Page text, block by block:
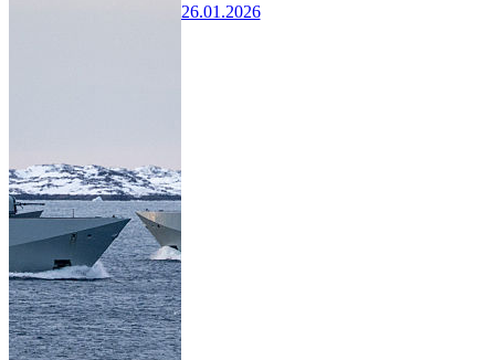
26.01.2026